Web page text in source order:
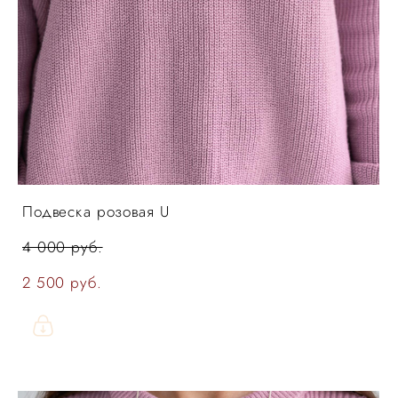
Подвеска розовая U
4 000 pуб.
2 500 pуб.